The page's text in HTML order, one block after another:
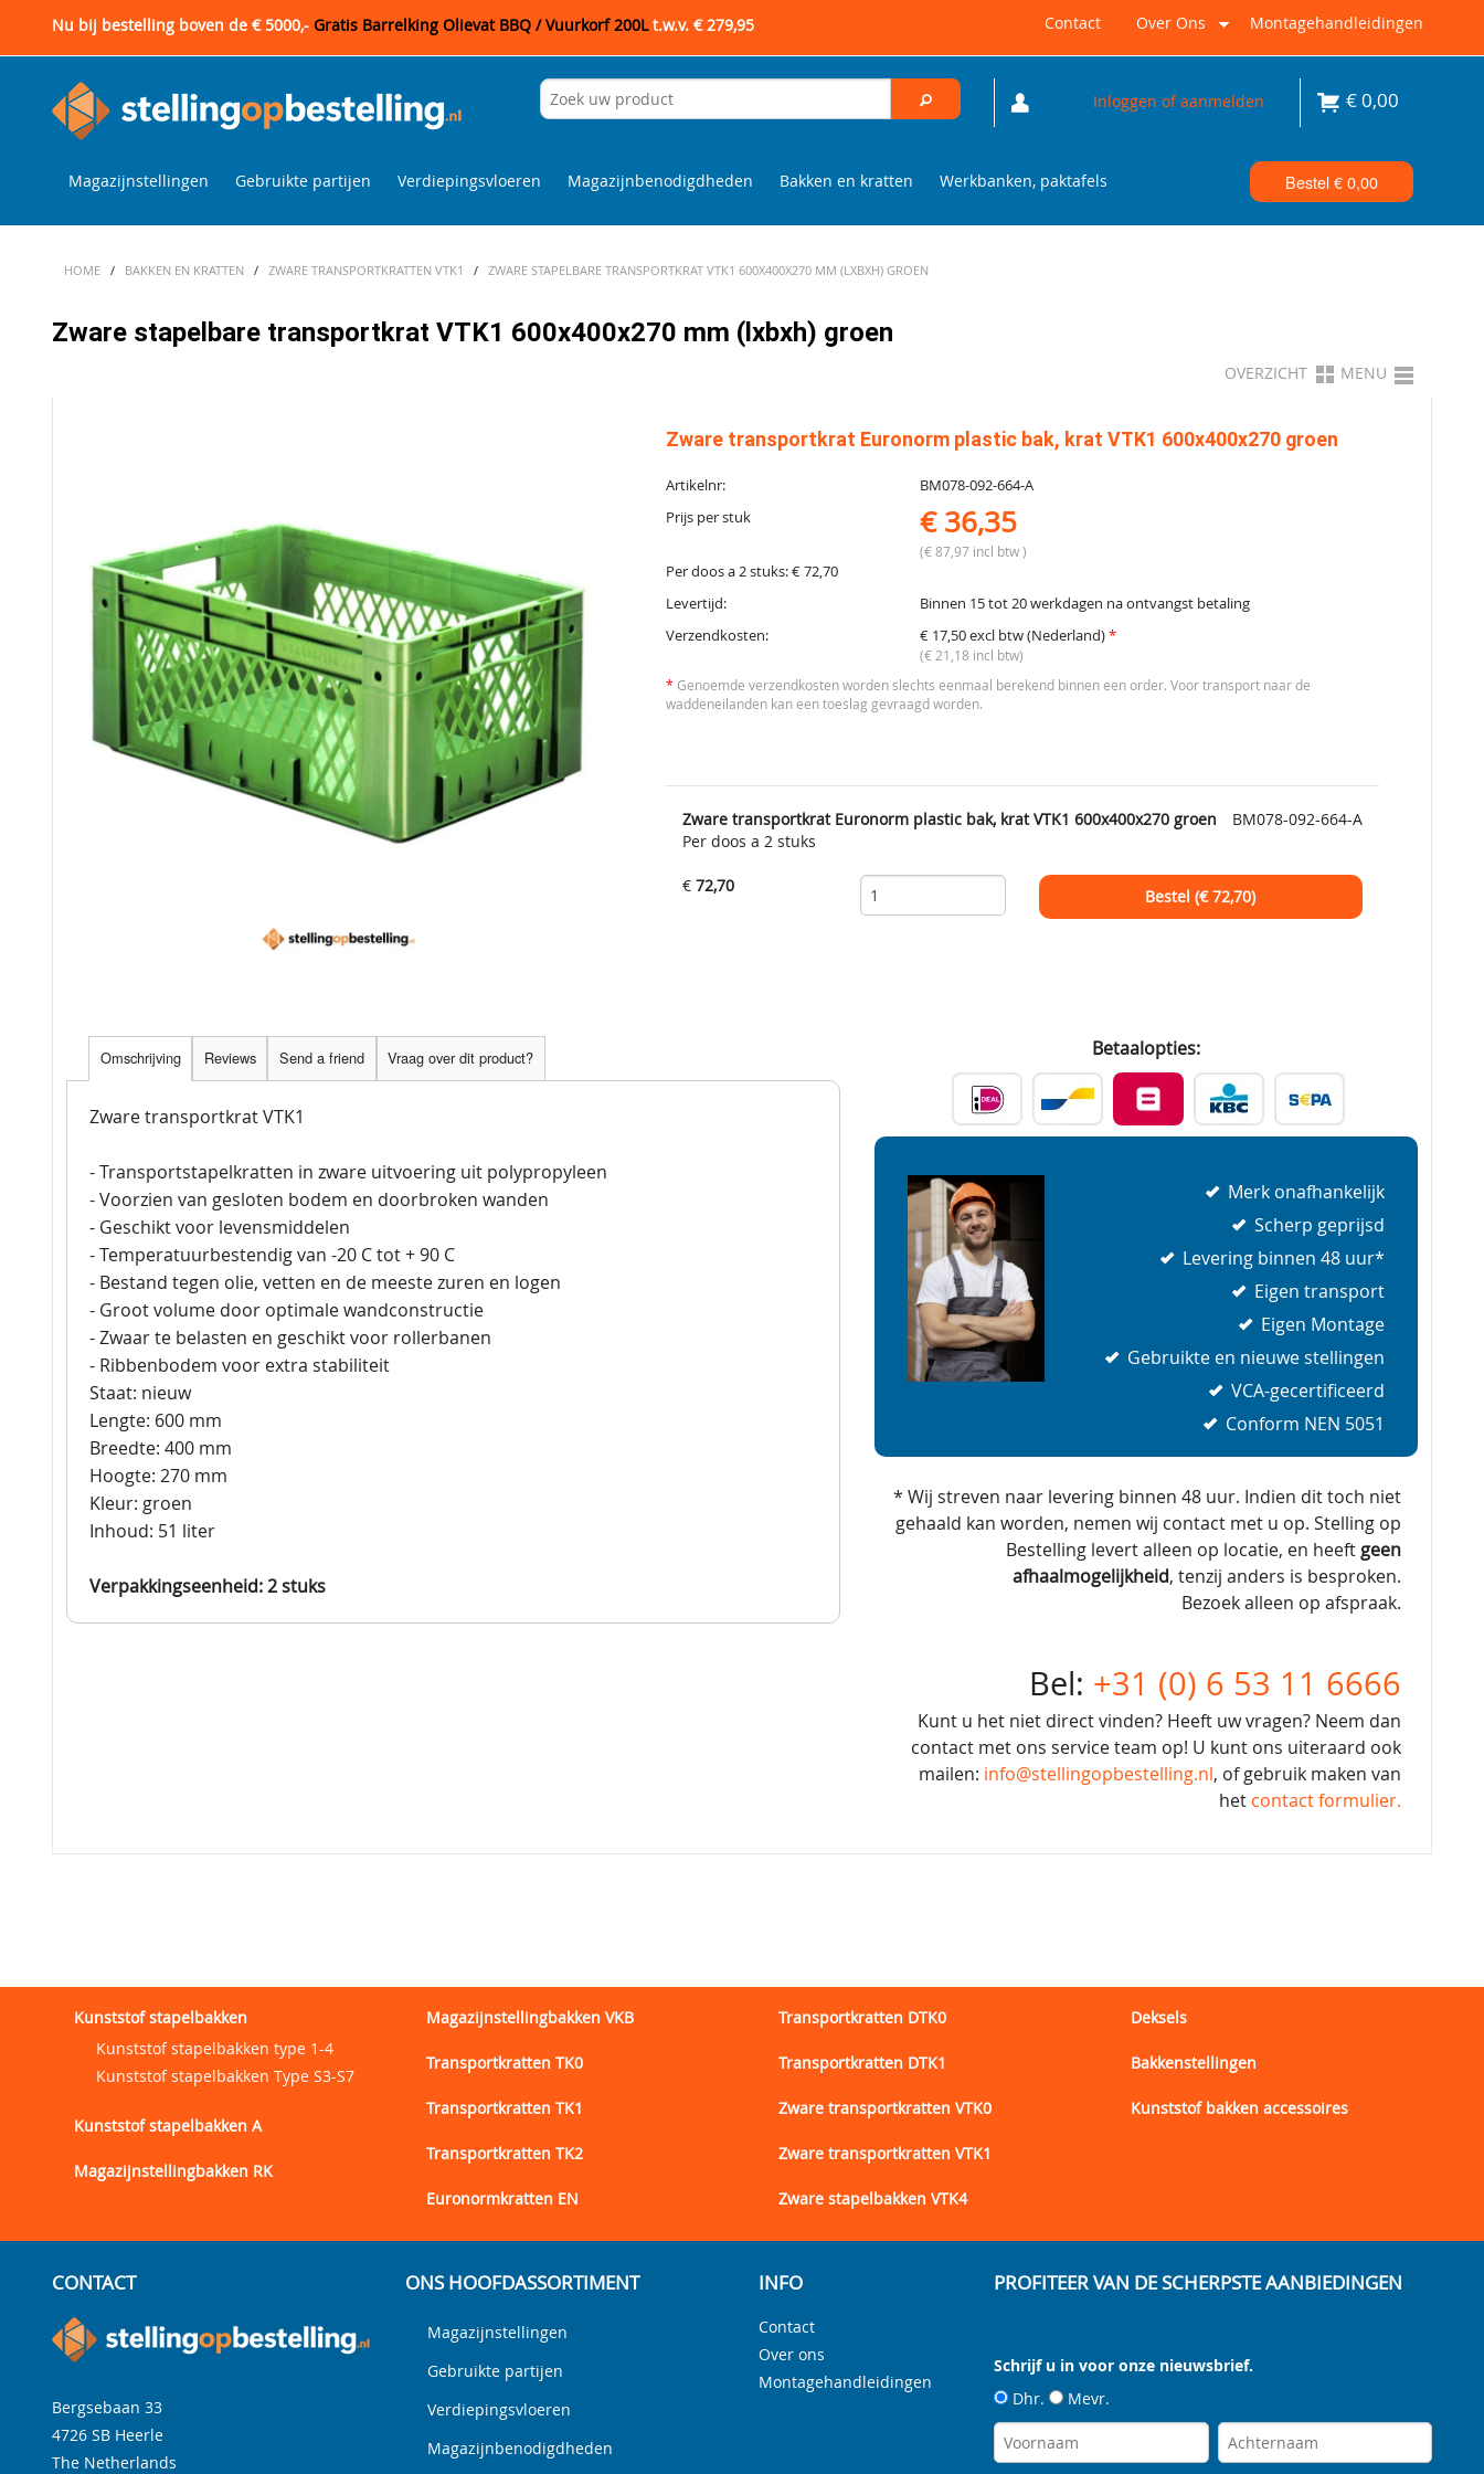
Nu bij bestelling boven de € 5000,- Gratis Barrelking Olievat BBQ / Vuurkorf 200Lt.w.v. € 279,95 Contact Over Ons Montagehandleidingen
Inloggen of aanmelden €0,00
Magazijnstellingen Gebruikte partijen Verdiepingsvloeren Magazijnbenodigdheden Bakken en kratten Werkbanken, paktafels Bestel €0,00
HOME / BAKKEN EN KRATTEN / ZWARE TRANSPORTKRATTEN VTK1 / ZWARE STAPELBARE TRANSPORTKRAT VTK1 600X400X270 MM (LXBXH) GROEN
Zware stapelbare transportkrat VTK1 600x400x270 mm (lxbxh) groen
OVERZICHT MENU
Zware transportkrat Euronorm plastic bak, krat VTK1 600x400x270 groen
Artikelnr:
BM078-092-664-A
Prijs per stuk
€ 36,35
(€ 87,97 incl btw )
Per doos a 2 stuks: € 72,70
Levertijd:
Binnen 15 tot 20 werkdagen na ontvangst betaling
Verzendkosten:
€ 17,50 excl btw (Nederland)*
(€ 21,18 incl btw)
* Genoemde verzendkosten worden slechts eenmaal berekend binnen een order. Voor transport naar de
waddeneilanden kan een toeslag gevraagd worden.
Zware transportkrat Euronorm plastic bak, krat VTK1 600x400x270 groen
BM078-092-664-A
Per doos a 2 stuks
€ 72,70
Bestel (€72,70)
Betaalopties:
Merk onafhankelijk
Scherp geprijsd
Levering binnen 48 uur*
Eigen transport
Eigen Montage
Gebruikte en nieuwe stellingen
VCA-gecertificeerd
Conform NEN 5051
* Wij streven naar levering binnen 48 uur. Indien dit toch niet
gehaald kan worden, nemen wij contact met u op. Stelling op
Bestelling levert alleen op locatie, en heeft geen
afhaalmogelijkheid, tenzij anders is besproken.
Bezoek alleen op afspraak.
Bel: +31 (0) 6 53 11 6666
Kunt u het niet direct vinden? Heeft uw vragen? Neem dan
contact met ons service team op! U kunt ons uiteraard ook
mailen: info@stellingopbestelling.nl, of gebruik maken van
het contact formulier.
Omschrijving Reviews Send a friend Vraag over dit product?
Zware transportkrat VTK1
- Transportstapelkratten in zware uitvoering uit polypropyleen
- Voorzien van gesloten bodem en doorbroken wanden
- Geschikt voor levensmiddelen
- Temperatuurbestendig van -20 C tot + 90 C
- Bestand tegen olie, vetten en de meeste zuren en logen
- Groot volume door optimale wandconstructie
- Zwaar te belasten en geschikt voor rollerbanen
- Ribbenbodem voor extra stabiliteit
Staat: nieuw
Lengte: 600 mm
Breedte: 400 mm
Hoogte: 270 mm
Kleur: groen
Inhoud: 51 liter
Verpakkingseenheid: 2 stuks
Kunststof stapelbakken
Kunststof stapelbakken type 1-4
Kunststof stapelbakken Type S3-S7
Kunststof stapelbakken A
Magazijnstellingbakken RK
Magazijnstellingbakken VKB
Transportkratten TK0
Transportkratten TK1
Transportkratten TK2
Euronormkratten EN
Transportkratten DTK0
Transportkratten DTK1
Zware transportkratten VTK0
Zware transportkratten VTK1
Zware stapelbakken VTK4
Deksels
Bakkenstellingen
Kunststof bakken accessoires
CONTACT
Bergsebaan 33
4726 SB Heerle
The Netherlands
ONS HOOFDASSORTIMENT
Magazijnstellingen
Gebruikte partijen
Verdiepingsvloeren
Magazijnbenodigdheden
INFO
Contact
Over ons
Montagehandleidingen
PROFITEER VAN DE SCHERPSTE AANBIEDINGEN
Schrijf u in voor onze nieuwsbrief.
Dhr.
Mevr.